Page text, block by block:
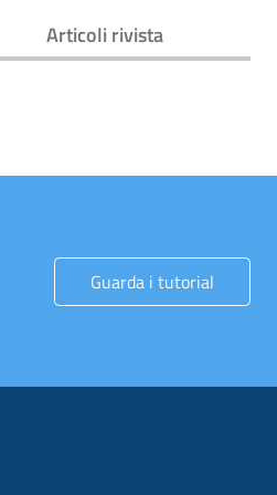
Articoli rivista
Guarda i tutorial